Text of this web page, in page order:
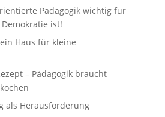
Pädagogik wichtig für
ist!
Haus für kleine
– Pädagogik braucht
als Herausforderung